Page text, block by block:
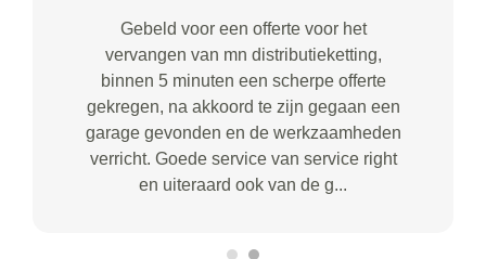
Gebeld voor een offerte voor het
vervangen van mn distributieketting,
binnen 5 minuten een scherpe offerte
gekregen, na akkoord te zijn gegaan een
garage gevonden en de werkzaamheden
verricht. Goede service van service right
en uiteraard ook van de g...